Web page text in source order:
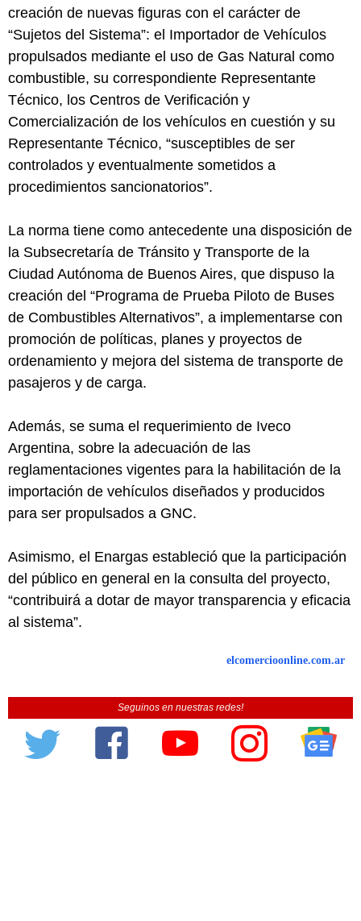
creación de nuevas figuras con el carácter de
“Sujetos del Sistema”: el Importador de Vehículos
propulsados mediante el uso de Gas Natural como
combustible, su correspondiente Representante
Técnico, los Centros de Verificación y
Comercialización de los vehículos en cuestión y su
Representante Técnico, “susceptibles de ser
controlados y eventualmente sometidos a
procedimientos sancionatorios”.
La norma tiene como antecedente una disposición de
la Subsecretaría de Tránsito y Transporte de la
Ciudad Autónoma de Buenos Aires, que dispuso la
creación del “Programa de Prueba Piloto de Buses
de Combustibles Alternativos”, a implementarse con
promoción de políticas, planes y proyectos de
ordenamiento y mejora del sistema de transporte de
pasajeros y de carga.
Además, se suma el requerimiento de Iveco
Argentina, sobre la adecuación de las
reglamentaciones vigentes para la habilitación de la
importación de vehículos diseñados y producidos
para ser propulsados a GNC.
Asimismo, el Enargas estableció que la participación
del público en general en la consulta del proyecto,
“contribuirá a dotar de mayor transparencia y eficacia
al sistema”.
elcomercioonline.com.ar
Seguinos en nuestras redes!